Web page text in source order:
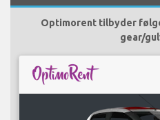
Optimorent tilbyder
gear/